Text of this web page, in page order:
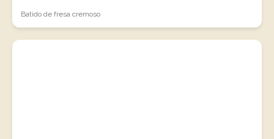
Batido de fresa cremoso